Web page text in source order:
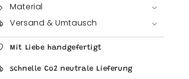
Material
Versand & Umtausch
Mit Liebe handgefertigt
schnelle Co2 neutrale Lieferung